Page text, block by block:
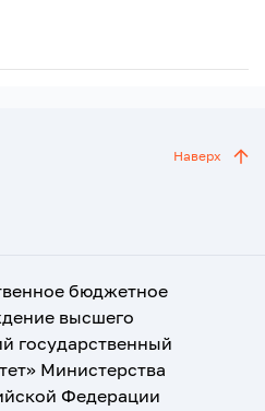
Наверх
бюджетное
высшего
государственный
Министерства
Федерации